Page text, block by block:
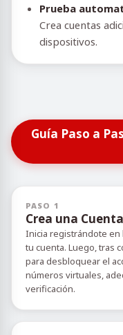
Prueba
Crea cuentas
dispositivos.
Guía Paso a
PASO 1
Crea una
Inicia registrándote en
tu cuenta. Luego, tras
para desbloquear el
números virtuales,
verificación.